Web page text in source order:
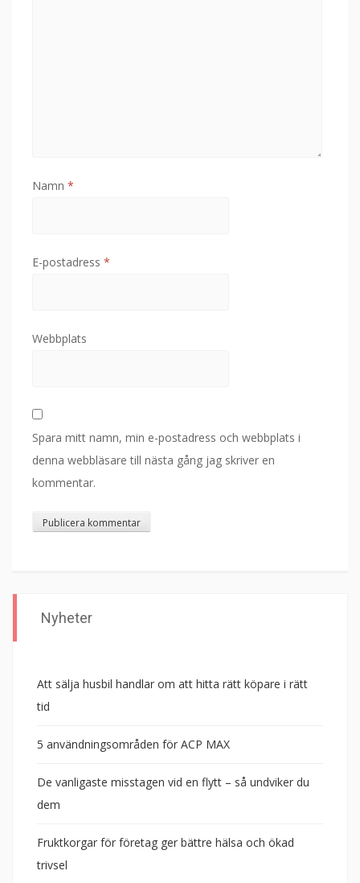
Namn *
E-postadress *
Webbplats
Spara mitt namn, min e-postadress och webbplats i
denna webbläsare till nästa gång jag skriver en
kommentar.
Nyheter
Att sälja husbil handlar om att hitta rätt köpare i rätt
tid
5 användningsområden för ACP MAX
De vanligaste misstagen vid en flytt – så undviker du
dem
Fruktkorgar för företag ger bättre hälsa och ökad
trivsel